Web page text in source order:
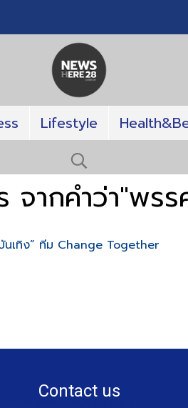
Lifestyle
จากคำว่า"พร
นเทิง” ทีม Change Together
Contact us